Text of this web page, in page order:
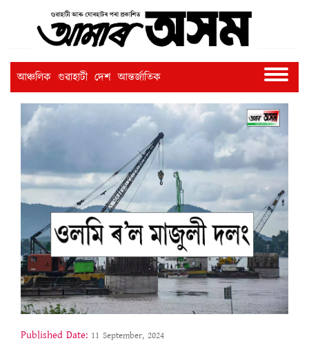
আঞ্চলিক গুৱাহাটী দেশ আন্তৰ্জাতিক
Published Date: 11 September, 2024